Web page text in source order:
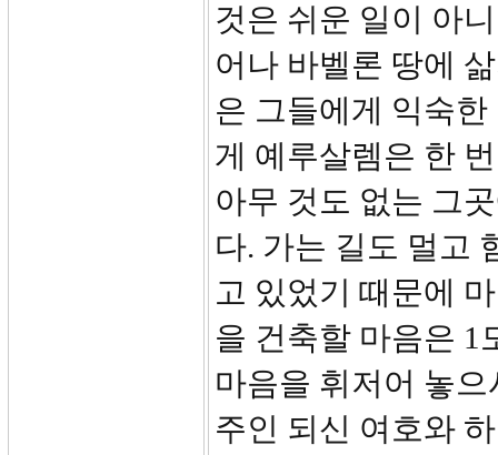
것은 쉬운 일이 아
어나 바벨론 땅에
은 그들에게 익숙
게 예루살렘은 한
아무 것도 없는 그
다. 가는 길도 멀고
고 있었기 때문에
을 건축할 마음은 1
마음을 휘저어 놓
주인 되신 여호와